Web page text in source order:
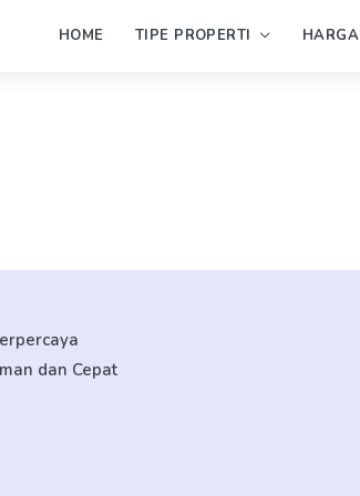
HOME TIPE PROPERTI HARGA
dan Cepat